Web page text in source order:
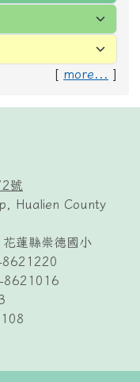
[ more... ]
號
Hualien County
蓮縣崇德國小
8621220
8621016